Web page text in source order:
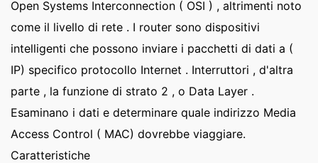
Open Systems Interconnection ( OSI ) , altrimenti noto
come il livello di rete . I router sono dispositivi
intelligenti che possono inviare i pacchetti di dati a (
IP) specifico protocollo Internet . Interruttori , d'altra
parte , la funzione di strato 2 , o Data Layer .
Esaminano i dati e determinare quale indirizzo Media
Access Control ( MAC) dovrebbe viaggiare.
Caratteristiche